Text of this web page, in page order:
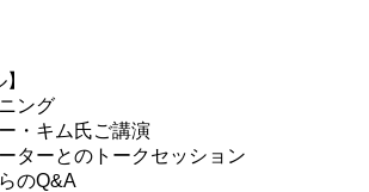
ング
・キム氏ご講演
ターとのトークセッション
のQ&A